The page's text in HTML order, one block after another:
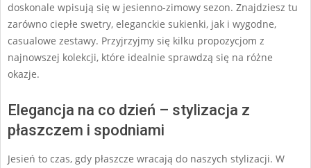
doskonale wpisują się w jesienno-zimowy sezon. Znajdziesz tu
zarówno ciepłe swetry, eleganckie sukienki, jak i wygodne,
casualowe zestawy. Przyjrzyjmy się kilku propozycjom z
najnowszej kolekcji, które idealnie sprawdzą się na różne
okazje.
Elegancja na co dzień – stylizacja z
płaszczem i spodniami
Jesień to czas, gdy płaszcze wracają do naszych stylizacji. W